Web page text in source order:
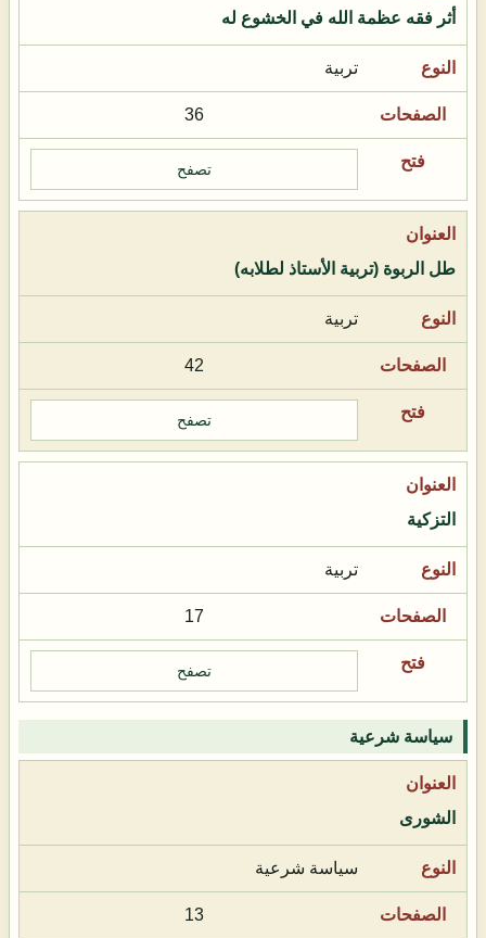
أثر فقه عظمة الله في الخشوع له
تربية
36
تصفح
طل الربوة (تربية الأستاذ لطلابه)
تربية
42
تصفح
التزكية
تربية
17
تصفح
سياسة شرعية
الشورى
سياسة شرعية
13